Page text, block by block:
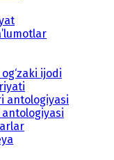
ijodi
antologiyasi